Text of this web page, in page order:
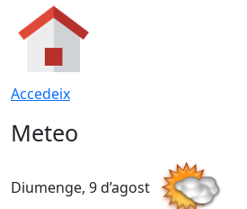
Accedeix
Meteo
Diumenge, 9 d’agost